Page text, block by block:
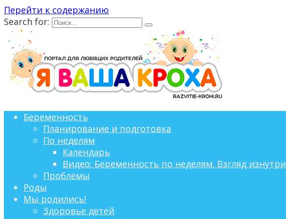
Перейти к содержанию
Search for:
Беременность
Планирование и подготовка
По неделям
Календарь
Видео: Беременность по неделям. Взгляд изнутри
Проблемы
Роды
Мы родились!
Здоровье детей